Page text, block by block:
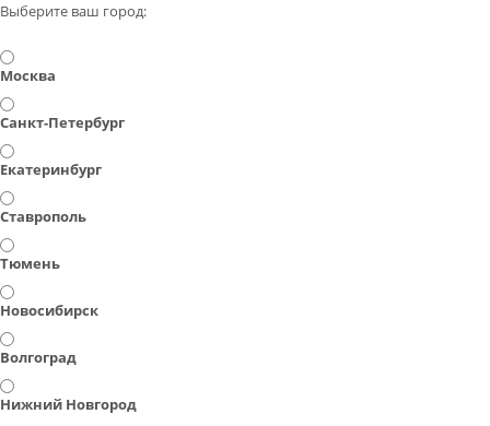
Выберите ваш город:
Москва
Санкт-Петербург
Екатеринбург
Ставрополь
Тюмень
Новосибирск
Волгоград
Нижний Новгород